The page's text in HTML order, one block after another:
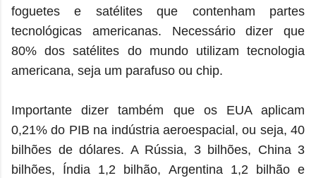
foguetes e satélites que contenham partes
tecnológicas americanas. Necessário dizer que
80% dos satélites do mundo utilizam tecnologia
americana, seja um parafuso ou chip.
Importante dizer também que os EUA aplicam
0,21% do PIB na indústria aeroespacial, ou seja, 40
bilhões de dólares. A Rússia, 3 bilhões, China 3
bilhões, Índia 1,2 bilhão, Argentina 1,2 bilhão e